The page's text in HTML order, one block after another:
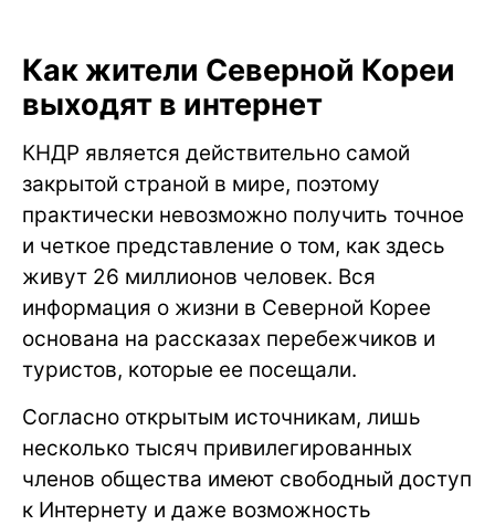
Как жители Северной Кореи
выходят в интернет
КНДР является действительно самой
закрытой страной в мире, поэтому
практически невозможно получить точное
и четкое представление о том, как здесь
живут 26 миллионов человек. Вся
информация о жизни в Северной Корее
основана на рассказах перебежчиков и
туристов, которые ее посещали.
Согласно открытым источникам, лишь
несколько тысяч привилегированных
членов общества имеют свободный доступ
к Интернету и даже возможность